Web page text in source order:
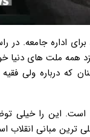
اداره جامعه. در
همه ملت های دنیا
که درباره ولی فقیه
است. این را خیلی
ترین مبانی انقلاب